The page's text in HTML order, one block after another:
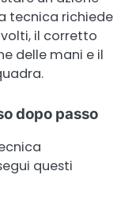
tecnica richiede
il corretto
delle mani e il
dopo passo
questi